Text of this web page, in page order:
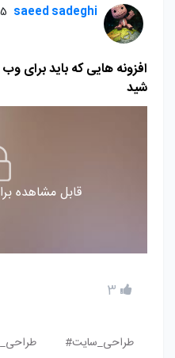
saeed sadeghi 5 سال پیش
افزونه هایی که باید برای
شید
قابل مشاهده
3
طراحی_سایت#